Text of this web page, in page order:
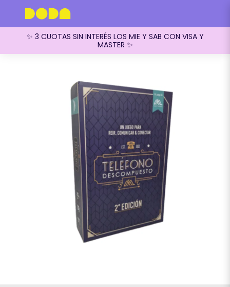
✨ 3 CUOTAS SIN INTERÉS LOS MIE Y SAB CON VISA Y
MASTER ✨